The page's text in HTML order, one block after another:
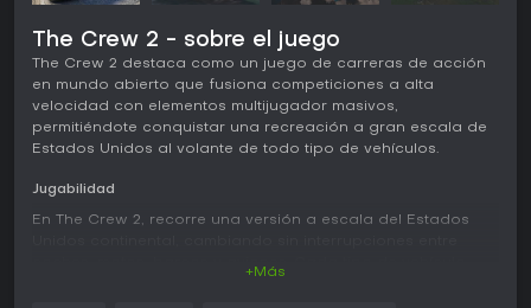
The Crew 2 - sobre el juego
The Crew 2 destaca como un juego de carreras de acción
en mundo abierto que fusiona competiciones a alta
velocidad con elementos multijugador masivos,
permitiéndote conquistar una recreación a gran escala de
Estados Unidos al volante de todo tipo de vehículos.
Jugabilidad
En The Crew 2, recorre una versión a escala del Estados
+Más